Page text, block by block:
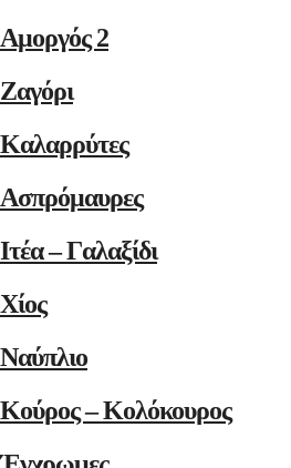
Αμοργός 2
Ζαγόρι
Καλαρρύτες
Ασπρόμαυρες
Ιτέα – Γαλαξίδι
Χίος
Ναύπλιο
Κούρος – Κολόκουρος